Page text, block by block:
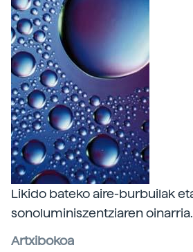
Likido bateko aire-burbuilak
sonoluminiszentziaren oinarria.
Artxibokoa